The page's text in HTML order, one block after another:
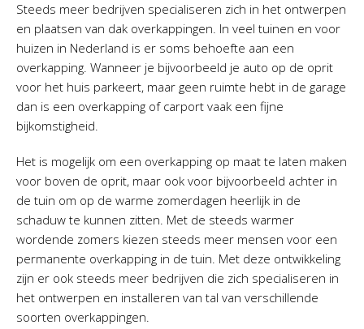
Steeds meer bedrijven specialiseren zich in het ontwerpen
en plaatsen van dak overkappingen. In veel tuinen en voor
huizen in Nederland is er soms behoefte aan een
overkapping. Wanneer je bijvoorbeeld je auto op de oprit
voor het huis parkeert, maar geen ruimte hebt in de garage
dan is een overkapping of carport vaak een fijne
bijkomstigheid.
Het is mogelijk om een overkapping op maat te laten maken
voor boven de oprit, maar ook voor bijvoorbeeld achter in
de tuin om op de warme zomerdagen heerlijk in de
schaduw te kunnen zitten. Met de steeds warmer
wordende zomers kiezen steeds meer mensen voor een
permanente overkapping in de tuin. Met deze ontwikkeling
zijn er ook steeds meer bedrijven die zich specialiseren in
het ontwerpen en installeren van tal van verschillende
soorten overkappingen.